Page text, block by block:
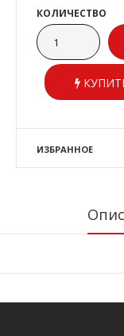
КОЛИЧЕСТВО
ИЗБРАННОЕ